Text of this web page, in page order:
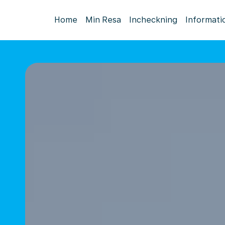
Home Min Resa Incheckning